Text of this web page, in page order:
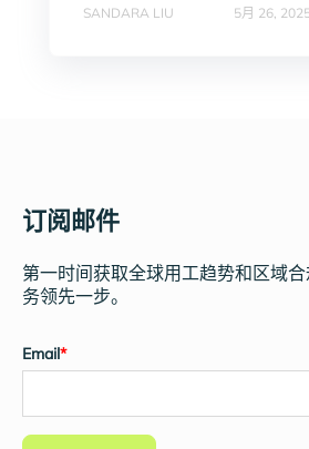
SANDARA LIU 5月 26,
订阅邮件
第一时间获取全球用工趋势和区域
务领先一步。
Email*